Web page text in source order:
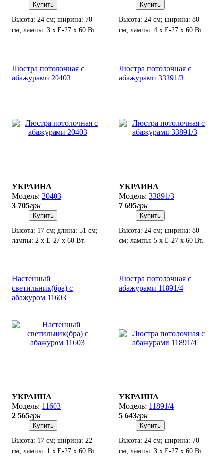
Купить
Высота: 24 см; ширина: 70
см; лампы: 3 х Е-27 х 60 Вт.
Купить
Высота: 24 см; ширина: 80
см; лампы: 4 х Е-27 х 60 Вт.
Люстра потолочная с
абажурами 20403
УКРАИНА
20403
3 705грн
Купить
Высота: 17 см; длина: 51 см;
лампы: 2 х Е-27 х 60 Вт.
Люстра потолочная с
абажурами 33891/3
УКРАИНА
33891/3
7 695грн
Купить
Высота: 24 см; ширина: 80
см; лампы: 5 х Е-27 х 60 Вт.
Настенный
светильник(бра) с
абажуром 11603
УКРАИНА
11603
2 565грн
Купить
Высота: 17 см; ширина: 22
см; лампы: 1 х Е-27 х 60 Вт.
Люстра потолочная с
абажурами 11891/4
УКРАИНА
11891/4
5 643грн
Купить
Высота: 24 см; ширина: 70
см; лампы: 3 х Е-27 х 60 Вт.